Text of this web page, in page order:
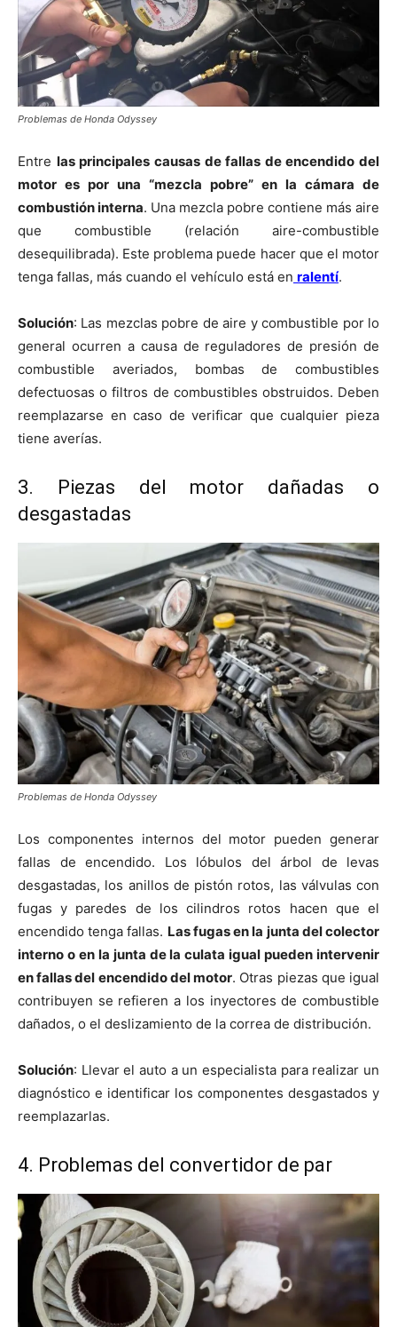
Problemas de Honda Odyssey
Entre las principales causas de fallas de encendido del
motor es por una “mezcla pobre” en la cámara de
combustión interna. Una mezcla pobre contiene más aire
que combustible (relación aire-combustible
desequilibrada). Este problema puede hacer que el motor
tenga fallas, más cuando el vehículo está en ralentí.
Solución: Las mezclas pobre de aire y combustible por lo
general ocurren a causa de reguladores de presión de
combustible averiados, bombas de combustibles
defectuosas o filtros de combustibles obstruidos. Deben
reemplazarse en caso de verificar que cualquier pieza
tiene averías.
3. Piezas del motor dañadas o
desgastadas
Problemas de Honda Odyssey
Los componentes internos del motor pueden generar
fallas de encendido. Los lóbulos del árbol de levas
desgastadas, los anillos de pistón rotos, las válvulas con
fugas y paredes de los cilindros rotos hacen que el
encendido tenga fallas. Las fugas en la junta del colector
interno o en la junta de la culata igual pueden intervenir
en fallas del encendido del motor. Otras piezas que igual
contribuyen se refieren a los inyectores de combustible
dañados, o el deslizamiento de la correa de distribución.
Solución: Llevar el auto a un especialista para realizar un
diagnóstico e identificar los componentes desgastados y
reemplazarlas.
4. Problemas del convertidor de par